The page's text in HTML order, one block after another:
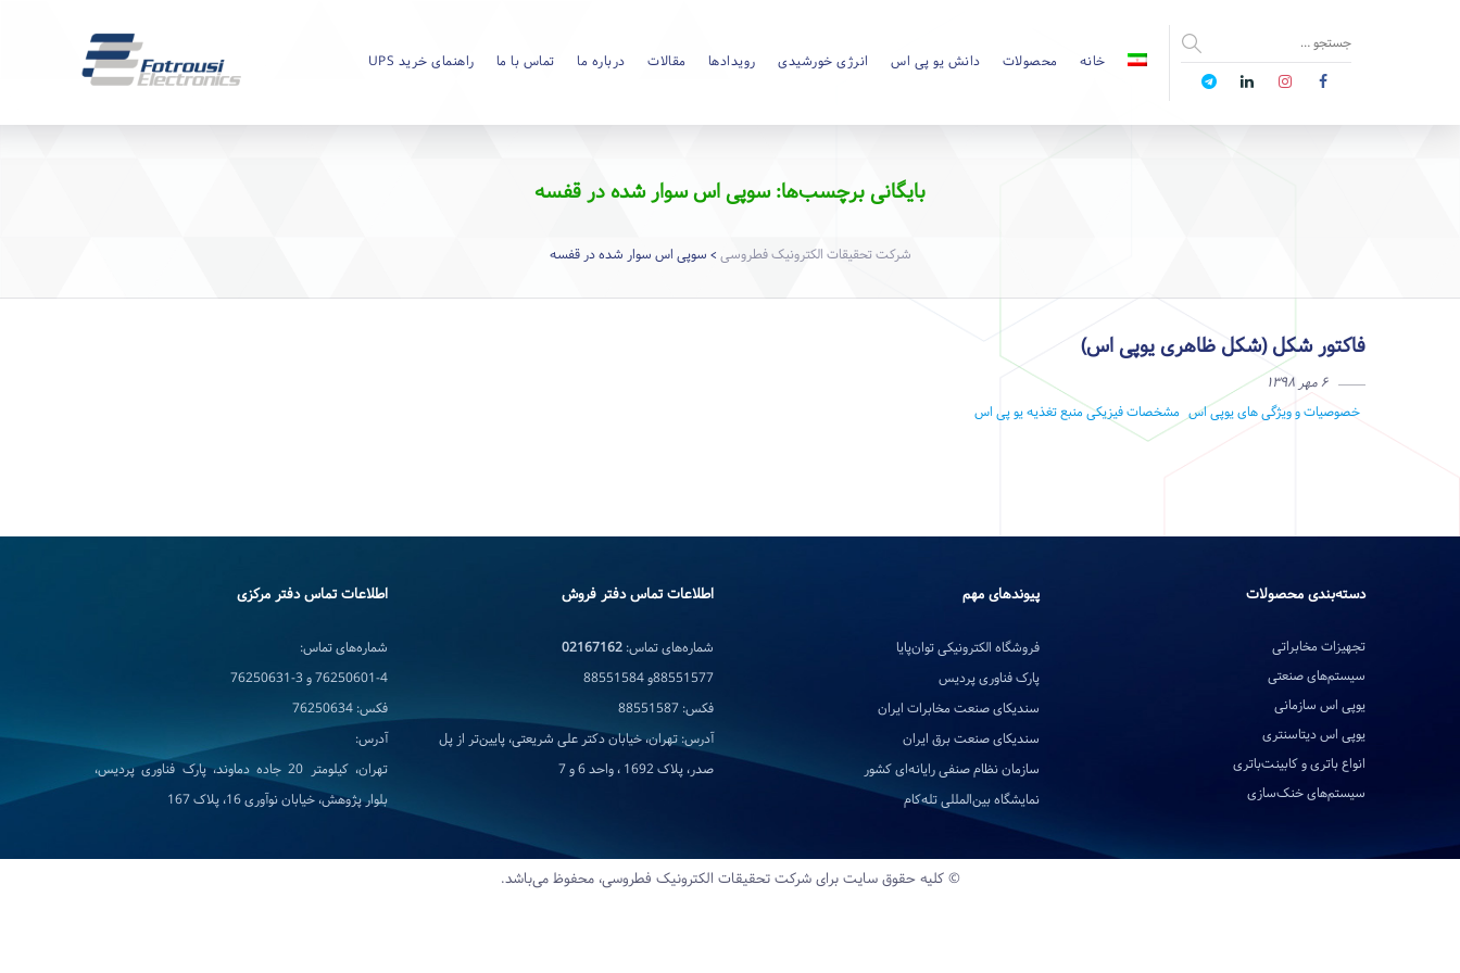
خانه محصولات دانش یو پی اس انرژی خورشیدی رویدادها مقالات درباره ما تماس با ما راهنمای خرید UPS
بایگانی برچسب‌ها: سوپی اس سوار شده در قفسه
شرکت تحقیقات الکترونیک فطروسی > سوپی اس سوار شده در قفسه
فاکتور شکل (شکل ظاهری یوپی اس)
۶ مهر ۱۳۹۸
خصوصیات و ویژگی های یوپی اس مشخصات فیزیکی منبع تغذیهیو پی اس
اطلاعات تماس دفتر مرکزی
شماره‌های تماس:
76250601-4 و 3-76250631
فکس: 76250634
آدرس:
تهران، کیلومتر 20 جاده دماوند، پارک فناوری پردیس،
بلوار پژوهش، خیابان نوآوری 16، پلاک 167
اطلاعات تماس دفتر فروش
شماره‌های تماس: 02167162
88551577و 88551584
فکس: 88551587
آدرس: تهران، خیابان دکتر علی شریعتی، پایین‌تر از پل
صدر، پلاک 1692 ، واحد 6 و 7
پیوندهای مهم
فروشگاه الکترونیکی توان‌پایا
پارک فناوری پردیس
سندیکای صنعت مخابرات ایران
سندیکای صنعت برق ایران
سازمان نظام صنفی رایانه‌ای کشور
نمایشگاه بین‌المللی تله‌کام
دسته‌بندی محصولات
تجهیزات مخابراتی
سیستم‌های صنعتی
یوپی اس سازمانی
یوپی اس دیتاسنتری
انواع باتری و کابینت‌باتری
سیستم‌های خنک‌سازی
© کلیه حقوق سایت برای شرکت تحقیقات‌ الکترونیک‌ فطروسی، محفوظ می‌باشد.